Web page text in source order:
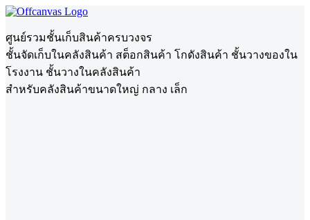
ศูนย์รวมชั้นเก็บสินค้าครบวงจร
ชั้นจัดเก็บในคลังสินค้า สต็อกสินค้า โกดังสินค้า ชั้นวางของใน
โรงงาน ชั้นวางในคลังสินค้า
สำหรับคลังสินค้าขนาดใหญ่ กลาง เล็ก